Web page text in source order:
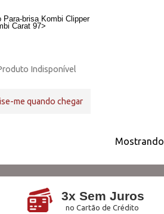
Para-brisa Kombi Clipper
Carat 97>
Indisponível
me quando chegar
Mostrando
3x Sem Juros
no Cartão de Crédito